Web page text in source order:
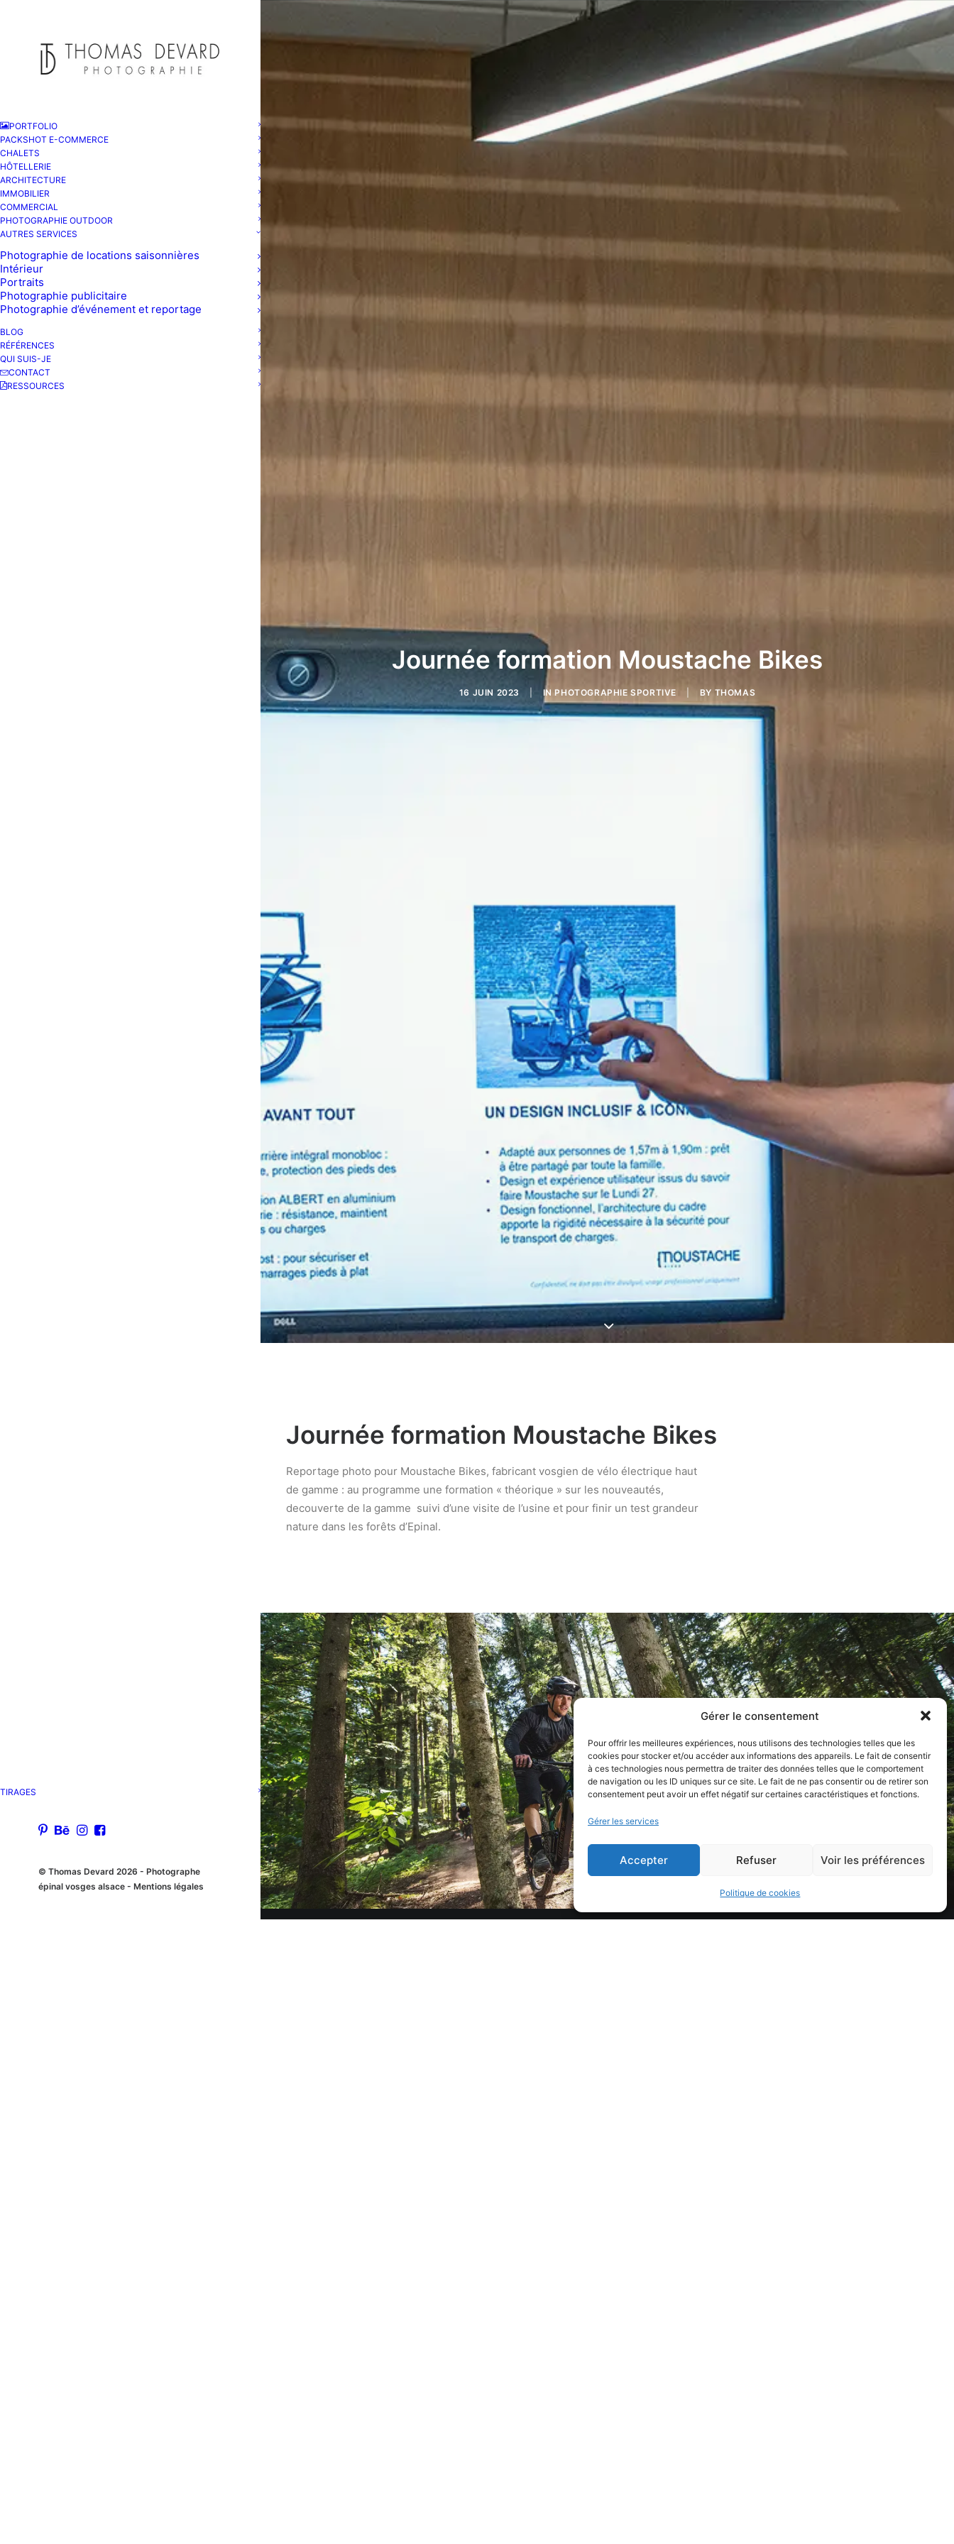
Gérer le consentement
Pour offrir les meilleures expériences, nous utilisons des technologies telles que les
cookies pour stocker et/ou accéder aux informations des appareils. Le fait de consentir
à ces technologies nous permettra de traiter des données telles que le comportement
de navigation ou les ID uniques sur ce site. Le fait de ne pas consentir ou de retirer son
consentement peut avoir un effet négatif sur certaines caractéristiques et fonctions.
Gérer les services
Accepter Refuser Voir les préférences
Politique de cookies
PORTFOLIO
PACKSHOT E-COMMERCE
CHALETS
HÔTELLERIE
ARCHITECTURE
IMMOBILIER
COMMERCIAL
PHOTOGRAPHIE OUTDOOR
AUTRES SERVICES
Photographie de locations saisonnières
Intérieur
Portraits
Photographie publicitaire
Photographie d’événement et reportage
BLOG
RÉFÉRENCES
QUI SUIS-JE
CONTACT
RESSOURCES
TIRAGES
© Thomas Devard 2026 - Photographe
épinal vosges alsace - Mentions légales
Journée formation Moustache Bikes
16 JUIN 2023 INPHOTOGRAPHIE SPORTIVE BY THOMAS
Journée formation Moustache Bikes
Reportage photo pour Moustache Bikes, fabricant vosgien de vélo électrique haut
de gamme : au programme une formation « théorique » sur les nouveautés,
decouverte de la gamme suivi d’une visite de l’usine et pour finir un test grandeur
nature dans les forêts d’Epinal.